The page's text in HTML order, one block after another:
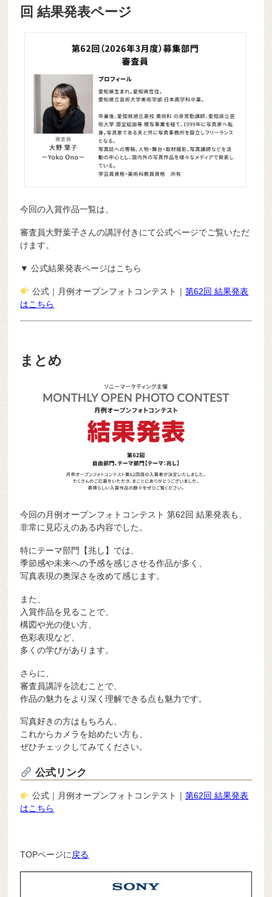
回 結果発表ページ
今回の入賞作品一覧は、
審査員大野葉子さんの講評付きにて公式ページでご覧いただ
けます。
▼ 公式結果発表ページはこちら
公式｜月例オープンフォトコンテスト｜第62回 結果発表
はこちら
まとめ
今回の月例オープンフォトコンテスト 第62回 結果発表も、
非常に見応えのある内容でした。
特にテーマ部門【兆し】では、
季節感や未来への予感を感じさせる作品が多く、
写真表現の奥深さを改めて感じます。
また、
入賞作品を見ることで、
構図や光の使い方、
色彩表現など、
多くの学びがあります。
さらに、
審査員講評を読むことで、
作品の魅力をより深く理解できる点も魅力です。
写真好きの方はもちろん、
これからカメラを始めたい方も、
ぜひチェックしてみてください。
公式リンク
公式｜月例オープンフォトコンテスト｜第62回 結果発表
はこちら
TOPページに 戻る